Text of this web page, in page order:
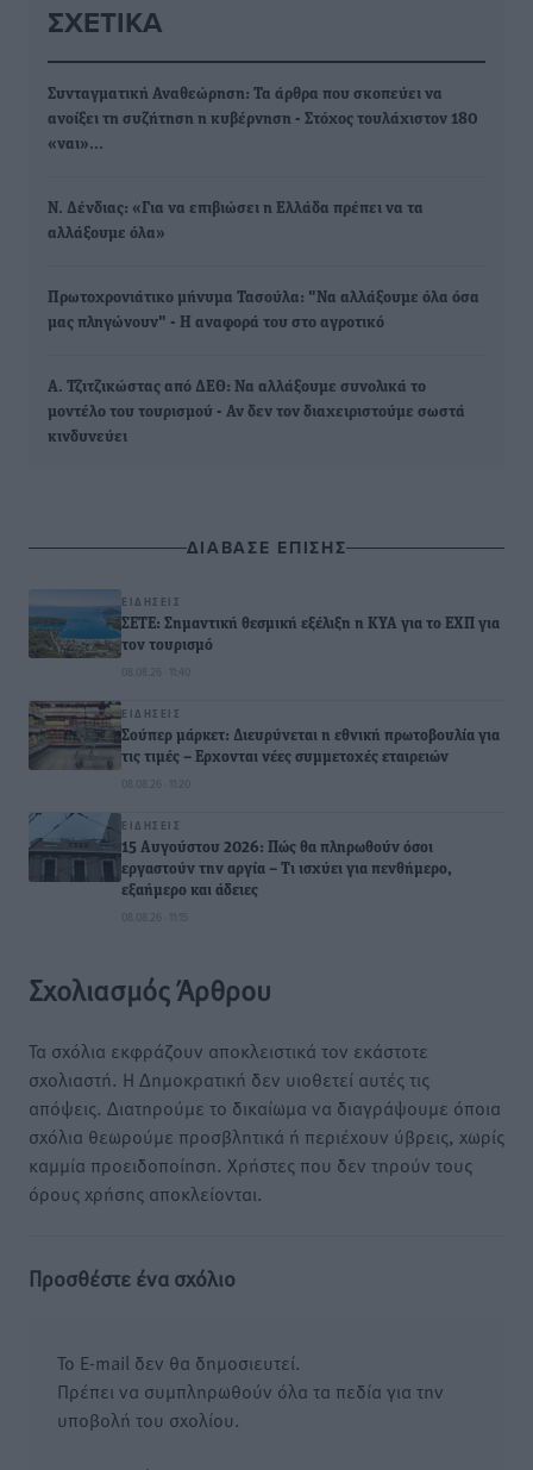
ΣΧΕΤΙΚΆ
Συνταγματική Αναθεώρηση: Τα άρθρα που σκοπεύει να
ανοίξει τη συζήτηση η κυβέρνηση - Στόχος τουλάχιστον 180
«ναι»…
Ν. Δένδιας: «Για να επιβιώσει η Ελλάδα πρέπει να τα
αλλάξουμε όλα»
Πρωτοχρονιάτικο μήνυμα Τασούλα: "Να αλλάξουμε όλα όσα
μας πληγώνουν" - Η αναφορά του στο αγροτικό
Α. Τζιτζικώστας από ΔΕΘ: Να αλλάξουμε συνολικά το
μοντέλο του τουρισμού - Αν δεν τον διαχειριστούμε σωστά
κινδυνεύει
ΔΙΑΒΑΣΕ ΕΠΙΣΗΣ
ΕΙΔΉΣΕΙΣ
ΣΕΤΕ: Σημαντική θεσμική εξέλιξη η ΚΥΑ για το ΕΧΠ για
τον τουρισμό
08.08.26 · 11:40
ΕΙΔΉΣΕΙΣ
Σούπερ μάρκετ: Διευρύνεται η εθνική πρωτοβουλία για
τις τιμές – Eρχονται νέες συμμετοχές εταιρειών
08.08.26 · 11:20
ΕΙΔΉΣΕΙΣ
15 Αυγούστου 2026: Πώς θα πληρωθούν όσοι
εργαστούν την αργία – Τι ισχύει για πενθήμερο,
εξαήμερο και άδειες
08.08.26 · 11:15
Σχολιασμός Άρθρου
Τα σχόλια εκφράζουν αποκλειστικά τον εκάστοτε
σχολιαστή. Η Δημοκρατική δεν υιοθετεί αυτές τις
απόψεις. Διατηρούμε το δικαίωμα να διαγράψουμε όποια
σχόλια θεωρούμε προσβλητικά ή περιέχουν ύβρεις, χωρίς
καμμία προειδοποίηση. Χρήστες που δεν τηρούν τους
όρους χρήσης αποκλείονται.
Προσθέστε ένα σχόλιο
Το E-mail δεν θα δημοσιευτεί.
Πρέπει να συμπληρωθούν όλα τα πεδία για την
υποβολή του σχολίου.